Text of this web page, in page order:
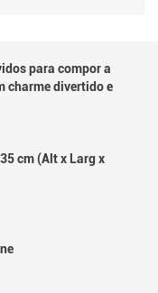
para compor a
charme divertido e
cm (Alt x Larg x